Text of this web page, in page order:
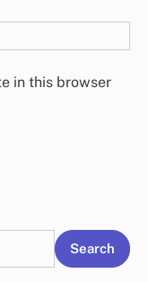
in this browser
Search